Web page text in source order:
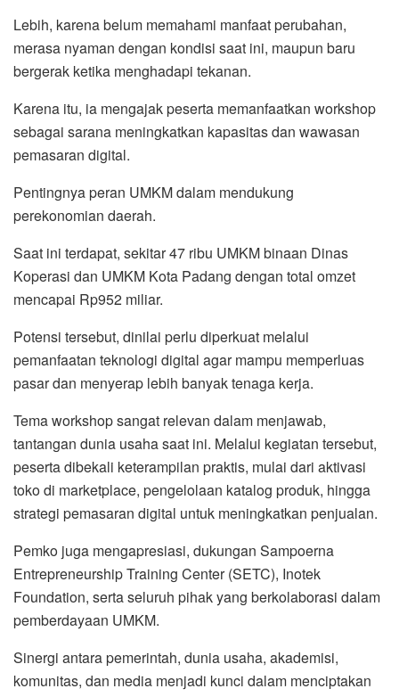
Lebih, karena belum memahami manfaat perubahan,
merasa nyaman dengan kondisi saat ini, maupun baru
bergerak ketika menghadapi tekanan.
Karena itu, ia mengajak peserta memanfaatkan workshop
sebagai sarana meningkatkan kapasitas dan wawasan
pemasaran digital.
Pentingnya peran UMKM dalam mendukung
perekonomian daerah.
Saat ini terdapat, sekitar 47 ribu UMKM binaan Dinas
Koperasi dan UMKM Kota Padang dengan total omzet
mencapai Rp952 miliar.
Potensi tersebut, dinilai perlu diperkuat melalui
pemanfaatan teknologi digital agar mampu memperluas
pasar dan menyerap lebih banyak tenaga kerja.
Tema workshop sangat relevan dalam menjawab,
tantangan dunia usaha saat ini. Melalui kegiatan tersebut,
peserta dibekali keterampilan praktis, mulai dari aktivasi
toko di marketplace, pengelolaan katalog produk, hingga
strategi pemasaran digital untuk meningkatkan penjualan.
Pemko juga mengapresiasi, dukungan Sampoerna
Entrepreneurship Training Center (SETC), Inotek
Foundation, serta seluruh pihak yang berkolaborasi dalam
pemberdayaan UMKM.
Sinergi antara pemerintah, dunia usaha, akademisi,
komunitas, dan media menjadi kunci dalam menciptakan